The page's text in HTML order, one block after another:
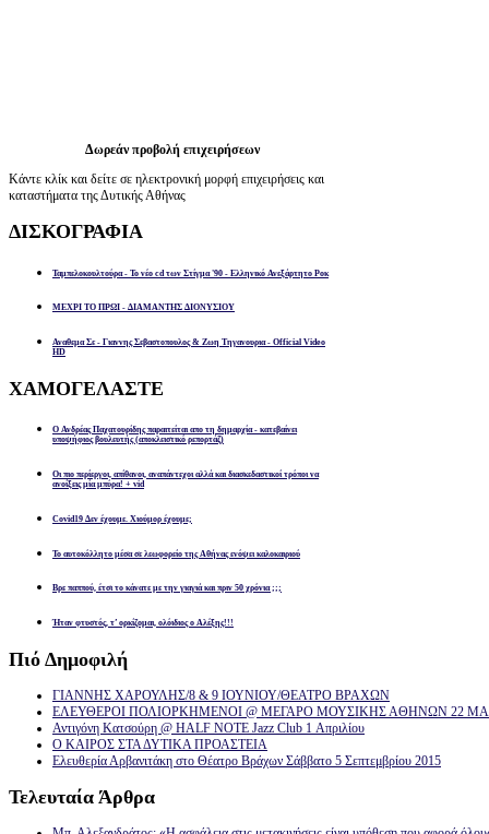
Δωρεάν προβολή επιχειρήσεων
Κάντε κλίκ και δείτε σε ηλεκτρονική μορφή επιχειρήσεις και
καταστήματα της Δυτικής Αθήνας
ΔΙΣΚΟΓΡΑΦΙΑ
Ταμπελοκουλτούρα - Το νέο cd των Στίγμα '90 - Ελληνικό Ανεξάρτητο Ροκ
ΜΕΧΡΙ ΤΟ ΠΡΩΙ - ΔΙΑΜΑΝΤΗΣ ΔΙΟΝΥΣΙΟΥ
Αναθεμα Σε - Γιαννης Σεβαστοπουλος & Ζωη Τηγανουρια - Official Video
HD
ΧΑΜΟΓΕΛΑΣΤΕ
Ο Ανδρέας Παχατουρίδης παραιτείται απο τη δημαρχία - κατεβαίνει
υποψήφιος βουλευτής (αποκλειστικό ρεπορτάζ)
Οι πιο περίεργοι, απίθανοι, αναπάντεχοι αλλά και διασκεδαστικοί τρόποι να
ανοίξεις μία μπύρα! + vid
Covid19 Δεν έχουμε. Χιούμορ έχουμε;
Το αυτοκόλλητο μέσα σε λεωφορείο της Αθήνας ενόψει καλοκαιριού
Βρε παππού, έτσι το κάνατε με την γιαγιά και πριν 50 χρόνια ;;;
Ήταν φτυστός, τ’ ορκίζομαι, ολόιδιος ο Αλέξης!!!
Πιό Δημοφιλή
ΓΙΑΝΝΗΣ ΧΑΡΟΥΛΗΣ/8 & 9 ΙΟΥΝΙΟΥ/ΘΕΑΤΡΟ ΒΡΑΧΩΝ
ΕΛΕΥΘΕΡΟΙ ΠΟΛΙΟΡΚΗΜΕΝΟΙ @ ΜΕΓΑΡΟ ΜΟΥΣΙΚΗΣ ΑΘΗΝΩΝ 22
Αντιγόνη Κατσούρη @ HALF NOTE Jazz Club 1 Απριλίου
Ο ΚΑΙΡΟΣ ΣΤΑ ΔΥΤΙΚΑ ΠΡΟΑΣΤΕΙΑ
Ελευθερία Αρβανιτάκη στο Θέατρο Βράχων Σάββατο 5 Σεπτεμβρίου 2015
Τελευταία Άρθρα